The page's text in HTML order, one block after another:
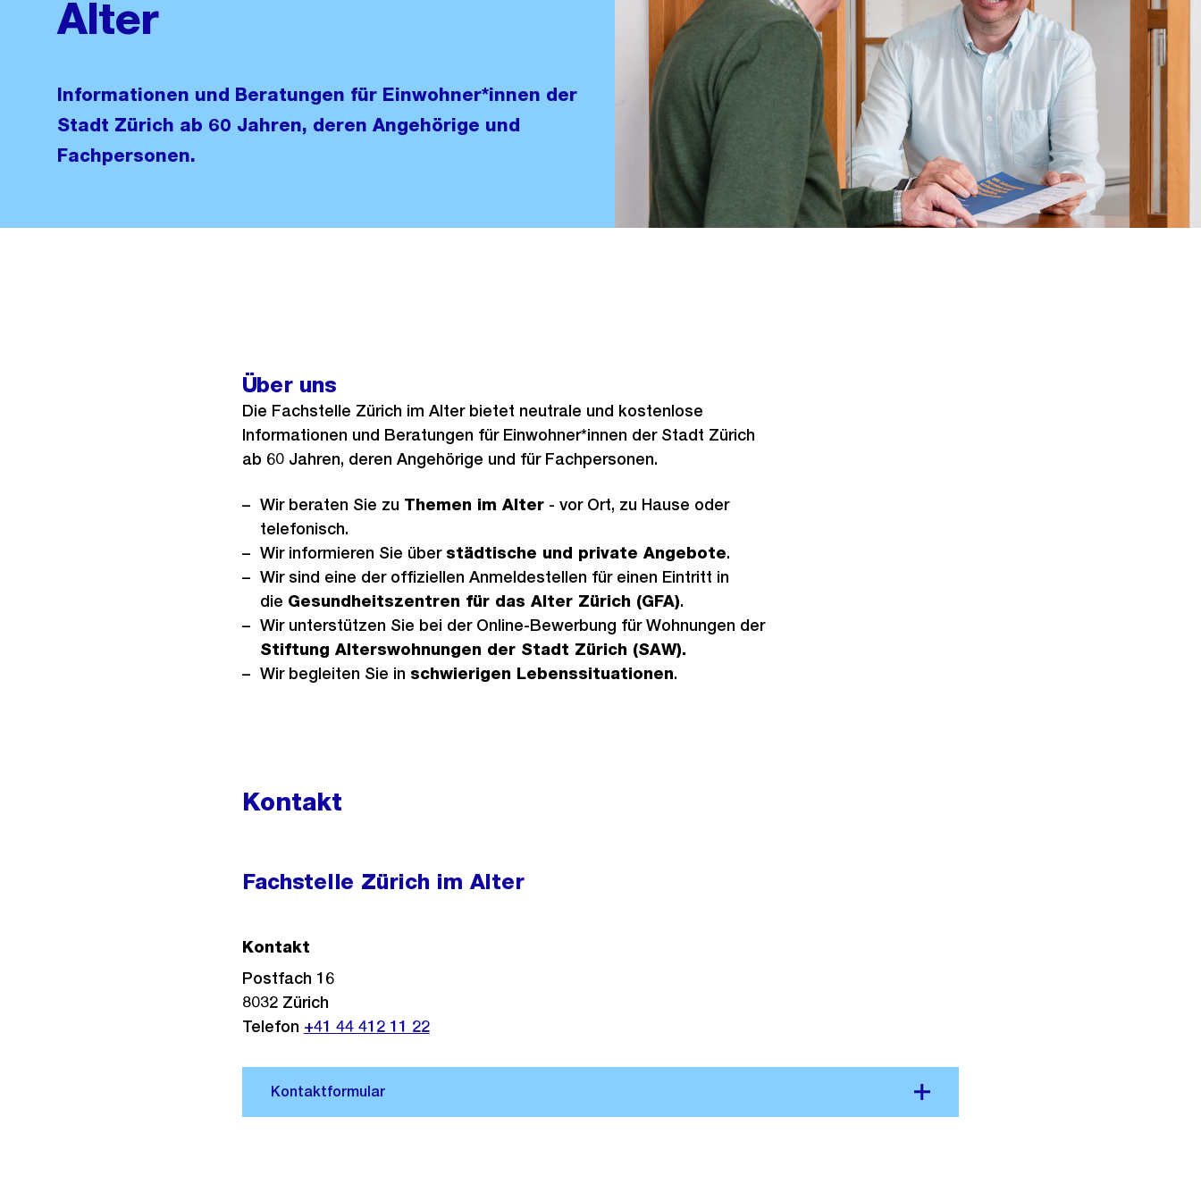
Alter
Informationen und Beratungen für Einwohner*innen der
Stadt Zürich ab 60 Jahren, deren Angehörige und
Fachpersonen.
Über uns
Die Fachstelle Zürich im Alter bietet neutrale und kostenlose
Informationen und Beratungen für Einwohner*innen der Stadt Zürich
ab 60 Jahren, deren Angehörige und für Fachpersonen.
Wir beraten Sie zu Themen im Alter- vor Ort, zu Hause oder
telefonisch.
Wir informieren Sie über städtische und private Angebote.
Wir sind eine der offiziellen Anmeldestellen für einen Eintritt in
die Gesundheitszentren für das Alter Zürich (GFA).
Wir unterstützen Sie bei der Online-Bewerbung für Wohnungen der
Stiftung Alterswohnungen der Stadt Zürich (SAW).
Wir begleiten Sie in schwierigen Lebenssituationen.
Kontakt
Fachstelle Zürich im Alter
Kontakt
Postfach 16
8032 Zürich
Telefon +41 44 412 11 22